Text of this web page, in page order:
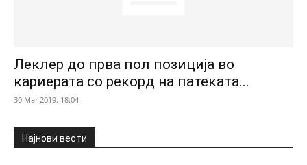
Леклер до прва пол позиција во
кариерата со рекорд на патеката...
30 Mar 2019. 18:04
Најнови вести